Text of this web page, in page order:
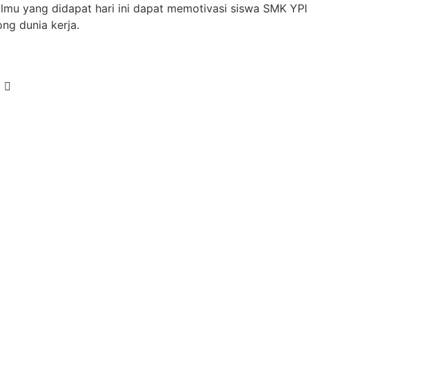
yang didapat hari ini dapat memotivasi siswa SMK YPI
dunia kerja.